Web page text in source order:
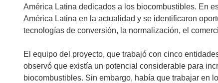
América Latina dedicados a los biocombustibles. En
América Latina en la actualidad y se identificaron
tecnologías de conversión, la normalización, el
El equipo del proyecto, que trabajó con cinco
observó que existía un potencial considerable para
biocombustibles. Sin embargo, había que trabajar en